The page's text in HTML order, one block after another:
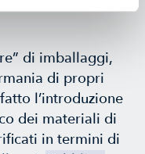
di imballaggi,
di propri
l’introduzione
dei materiali di
in termini di